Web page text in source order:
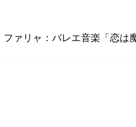
ァリャ：バレエ音楽「恋は